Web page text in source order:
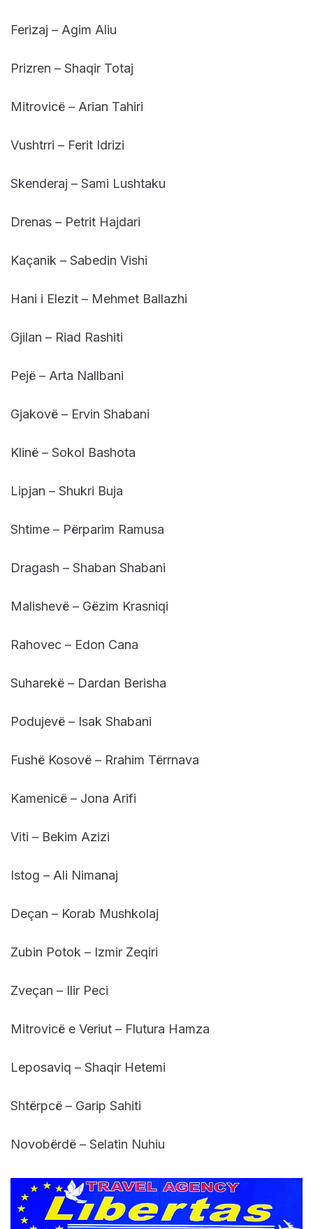
Ferizaj – Agim Aliu
Prizren – Shaqir Totaj
Mitrovicë – Arian Tahiri
Vushtrri – Ferit Idrizi
Skenderaj – Sami Lushtaku
Drenas – Petrit Hajdari
Kaçanik – Sabedin Vishi
Hani i Elezit – Mehmet Ballazhi
Gjilan – Riad Rashiti
Pejë – Arta Nallbani
Gjakovë – Ervin Shabani
Klinë – Sokol Bashota
Lipjan – Shukri Buja
Shtime – Përparim Ramusa
Dragash – Shaban Shabani
Malishevë – Gëzim Krasniqi
Rahovec – Edon Cana
Suharekë – Dardan Berisha
Podujevë – Isak Shabani
Fushë Kosovë – Rrahim Tërrnava
Kamenicë – Jona Arifi
Viti – Bekim Azizi
Istog – Ali Nimanaj
Deçan – Korab Mushkolaj
Zubin Potok – Izmir Zeqiri
Zveçan – Ilir Peci
Mitrovicë e Veriut – Flutura Hamza
Leposaviq – Shaqir Hetemi
Shtërpcë – Garip Sahiti
Novobërdë – Selatin Nuhiu